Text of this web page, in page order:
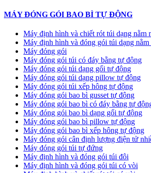
MÁY ĐÓNG GÓI BAO BÌ TỰ ĐỘNG
Máy định hình và chiết rót túi dạng nằm
Máy định hình và đóng gói túi dạng nằm
Máy đóng gói
Máy đóng gói túi có đáy bằng tự động
Máy đóng gói túi dạng gối tự động
Máy đóng gói túi dạng pillow tự động
Máy đóng gói túi xếp hông tự động
Máy đóng gói bao bì gusset tự động
Máy đóng gói bao bì có đáy bằng tự
Máy đóng gói bao bì dạng gối tự động
Máy đóng gói bao bì pillow tự động
Máy đóng gói bao bì xếp hông tự động
Máy đóng gói cân định lượng điện tử
Máy đóng gói túi tự đứng
Máy định hình và đóng gói túi đôi
Máy định hình và đóng gói túi có vòi